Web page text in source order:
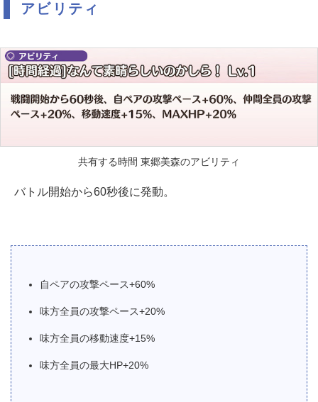
アビリティ
共有する時間 東郷美森のアビリティ
バトル開始から60秒後に発動。
自ペアの攻撃ペース+60%
味方全員の攻撃ペース+20%
味方全員の移動速度+15%
味方全員の最大HP+20%